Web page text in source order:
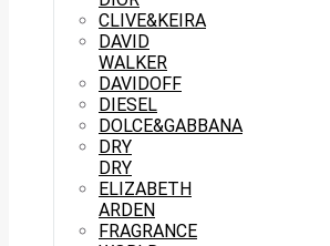
CLIVE&KEIRA
DAVID
WALKER
DAVIDOFF
DIESEL
DOLCE&GABBANA
DRY
DRY
ELIZABETH
ARDEN
FRAGRANCE